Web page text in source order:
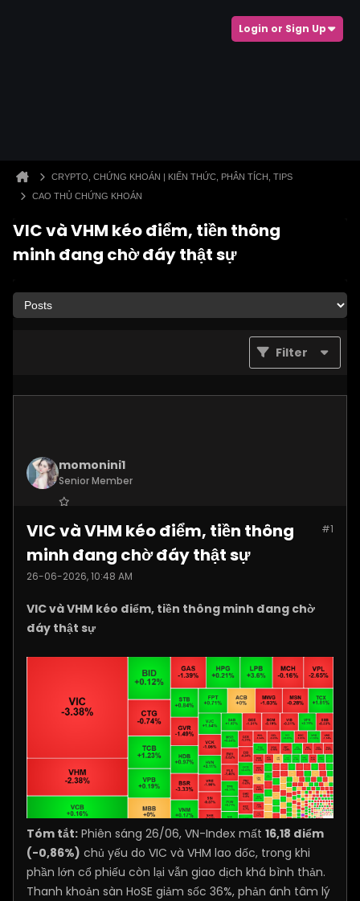
Login or Sign Up
CRYPTO, CHỨNG KHOÁN | KIẾN THỨC, PHÂN TÍCH, TIPS
CAO THỦ CHỨNG KHOÁN
VIC và VHM kéo điểm, tiền thông
minh đang chờ đáy thật sự
Filter
momonini1
Senior Member
Posts:5399 #1
VIC và VHM kéo điểm, tiền thông
minh đang chờ đáy thật sự
26-06-2026, 10:48 AM
VIC và VHM kéo điểm, tiền thông minh đang chờ
đáy thật sự
Tóm tắt: Phiên sáng 26/06, VN-Index mất 16,18 điểm
(-0,86%) chủ yếu do VIC và VHM lao dốc, trong khi
phần lớn cổ phiếu còn lại vẫn giao dịch khá bình thản.
Thanh khoản sàn HoSE giảm sốc 36%, phản ánh tâm lý